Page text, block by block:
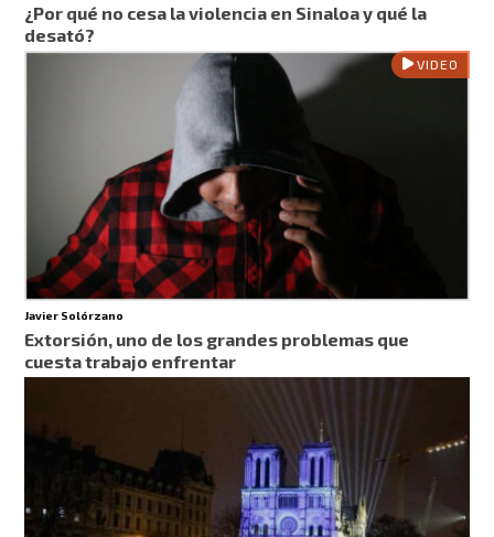
¿Por qué no cesa la violencia en Sinaloa y qué la
desató?
VIDEO
Javier Solórzano
Extorsión, uno de los grandes problemas que
cuesta trabajo enfrentar